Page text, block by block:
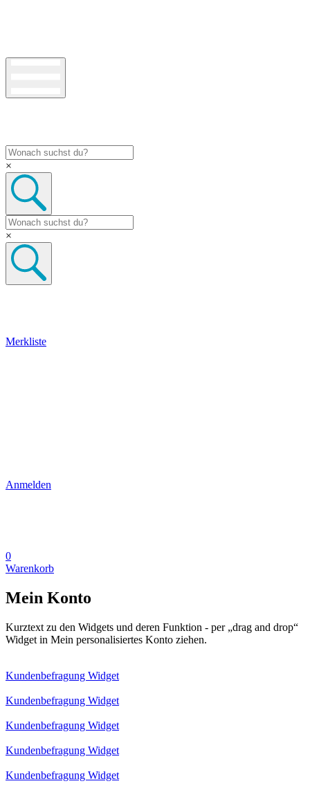
×
×
Merkliste
Anmelden
0
Warenkorb
Mein Konto
Kurztext zu den Widgets und deren Funktion - per „drag and drop“
Widget in Mein personalisiertes Konto ziehen.
Kundenbefragung Widget
Kundenbefragung Widget
Kundenbefragung Widget
Kundenbefragung Widget
Kundenbefragung Widget